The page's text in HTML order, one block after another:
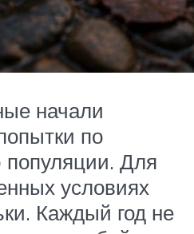
начали
по
популяции. Для
условиях
Каждый год не